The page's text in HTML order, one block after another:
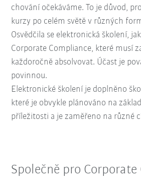
chování očekáváme. To je důvod,
kurzy po celém světě v různých
Osvědčila se elektronická školení,
Corporate Compliance, které musí
každoročně absolvovat. Účast je
povinnou.
Elektronické školení je doplněno
které je obvykle plánováno na
příležitosti a je zaměřeno na různé
Společně pro